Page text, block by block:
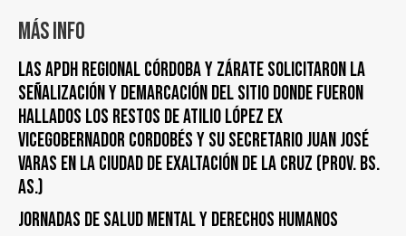
Más info
LAS APDH REGIONAL CÓRDOBA Y ZÁRATE SOLICITARON LA
SEÑALIZACIÓN Y DEMARCACIÓN DEL SITIO DONDE FUERON
HALLADOS LOS RESTOS DE ATILIO LÓPEZ EX
VICEGOBERNADOR CORDOBÉS Y SU SECRETARIO JUAN JOSÉ
VARAS EN LA CIUDAD DE EXALTACIÓN DE LA CRUZ (PROV. BS.
AS.)
Jornadas de Salud Mental y Derechos Humanos